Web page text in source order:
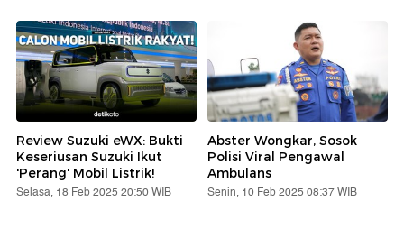
Review Suzuki eWX: Bukti
Keseriusan Suzuki Ikut
'Perang' Mobil Listrik!
Selasa, 18 Feb 2025 20:50 WIB
Abster Wongkar, Sosok
Polisi Viral Pengawal
Ambulans
Senin, 10 Feb 2025 08:37 WIB